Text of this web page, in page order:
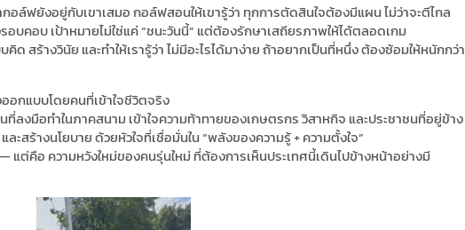
ล์ฟยังอยู่กับเขาเสมอ กอล์ฟสอนให้เขารู้ว่า ทุกการตัดสินใจต้องมีแผน ไม่ว่าจะตีไกล
คอบ เป้าหมายไม่ใช่แค่ “ชนะวันนี้” แต่ต้องรักษาเสถียรภาพให้ได้ตลอดเกม
ด สร้างวินัย และทำให้เรารู้ว่า ไม่มีอะไรได้มาง่าย ถ้าอยากเป็นที่หนึ่ง ต้องซ้อมให้หนักกว่า
อกแบบโดยคนที่เข้าใจชีวิตจริง
ลงมือทำในภาคสนาม เข้าใจความท้าทายของเกษตรกร วิสาหกิจ และประชาชนที่อยู่ข้าง
สร้างนโยบาย ด้วยหัวใจที่เชื่อมั่นใน “พลังของความรู้ + ความตั้งใจ”
แต่คือ ความหวังใหม่ของคนรุ่นใหม่ ที่ต้องการเห็นประเทศนี้เดินไปข้างหน้าอย่างมี